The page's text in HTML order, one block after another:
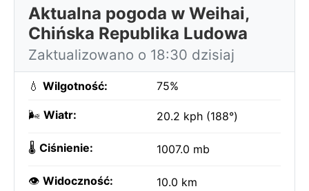
Aktualna pogoda w Weihai,
Chińska Republika Ludowa
Zaktualizowano o 18:30 dzisiaj
💧 Wilgotność: 75%
🌬️ Wiatr: 20.2 kph (188°)
🌡️ Ciśnienie: 1007.0 mb
👁️ Widoczność: 10.0 km